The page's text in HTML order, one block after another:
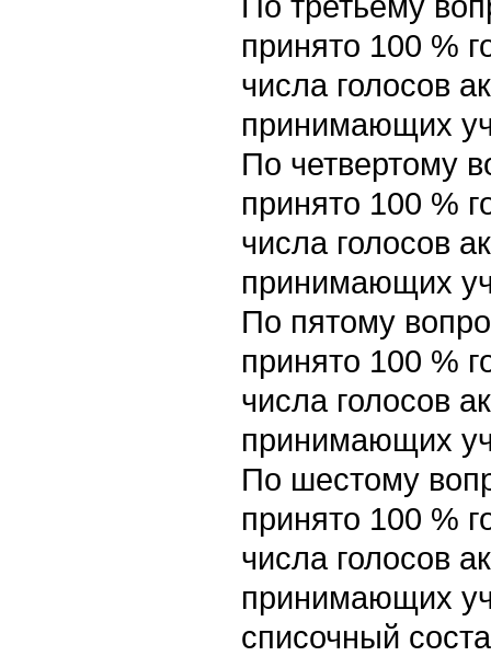
принято 100 %
числа голосов
принимающих
По четвертому
принято 100 %
числа голосов
принимающих
По пятому
принято 100 %
числа голосов
принимающих
По шестому
принято 100 %
числа голосов
принимающих
списочный